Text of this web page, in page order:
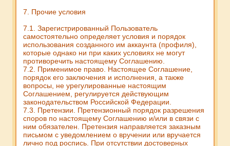
7. Прочие условия
7.1. Зарегистрированный Пользователь
самостоятельно определяет условия и порядок
использования созданного им аккаунта (профиля),
которые однако ни при каких условиях не могут
противоречить настоящему Соглашению.
7.2. Применимое право. Настоящее Соглашение,
порядок его заключения и исполнения, а также
вопросы, не урегулированные настоящим
Соглашением, регулируется действующим
законодательством Российской Федерации.
7.3. Претензии. Претензионный порядок разрешения
споров по настоящему Соглашению и/или в связи с
ним обязателен. Претензия направляется заказным
письмом с уведомлением о вручении или вручается
лично под роспись. При отсутствии достоверных